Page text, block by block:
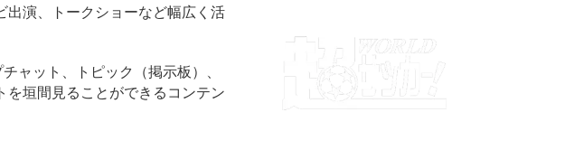
出演、トークショーなど幅広く活
ャット、トピック（掲示板）、
垣間見ることができるコンテン